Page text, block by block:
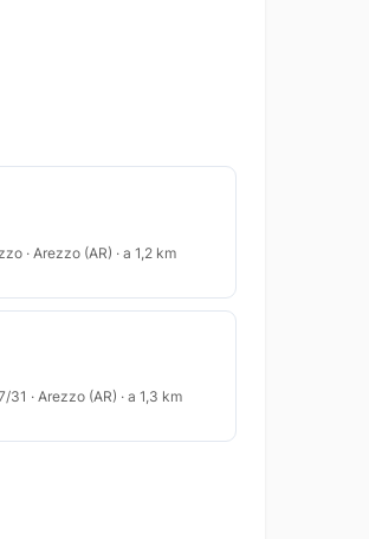
· Arezzo (AR) · a 1,2 km
· Arezzo (AR) · a 1,3 km